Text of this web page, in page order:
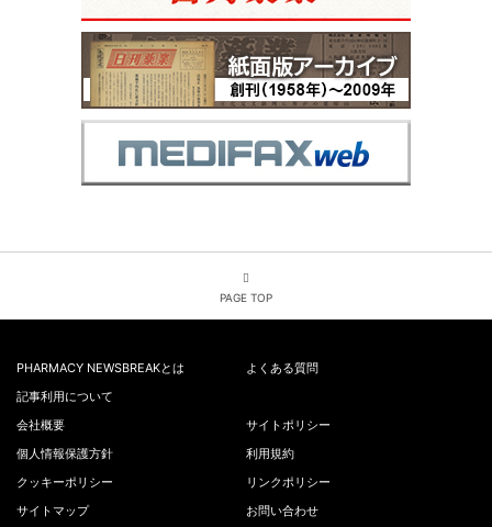
PAGE TOP
PHARMACY NEWSBREAKとは
よくある質問
記事利用について
会社概要
サイトポリシー
個人情報保護方針
利用規約
クッキーポリシー
リンクポリシー
サイトマップ
お問い合わせ